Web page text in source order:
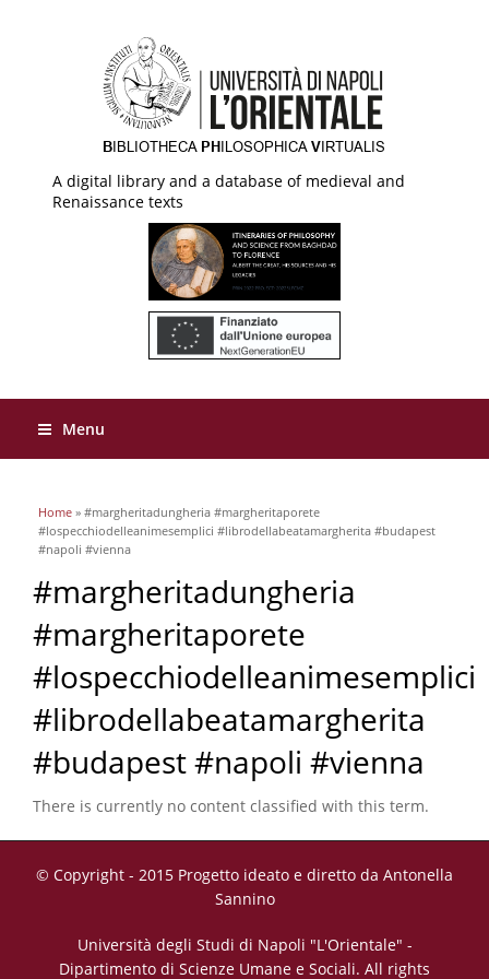
A digital library and a database of medieval and
Renaissance texts
Menu
You are here
Home » #margheritadungheria #margheritaporete
#lospecchiodelleanimesemplici #librodellabeatamargherita #budapest
#napoli #vienna
#margheritadungheria
#margheritaporete
#lospecchiodelleanimesemplici
#librodellabeatamargherita
#budapest #napoli #vienna
There is currently no content classified with this term.
© Copyright - 2015 Progetto ideato e diretto da Antonella
Sannino
Università degli Studi di Napoli "L'Orientale" -
Dipartimento di Scienze Umane e Sociali. All rights